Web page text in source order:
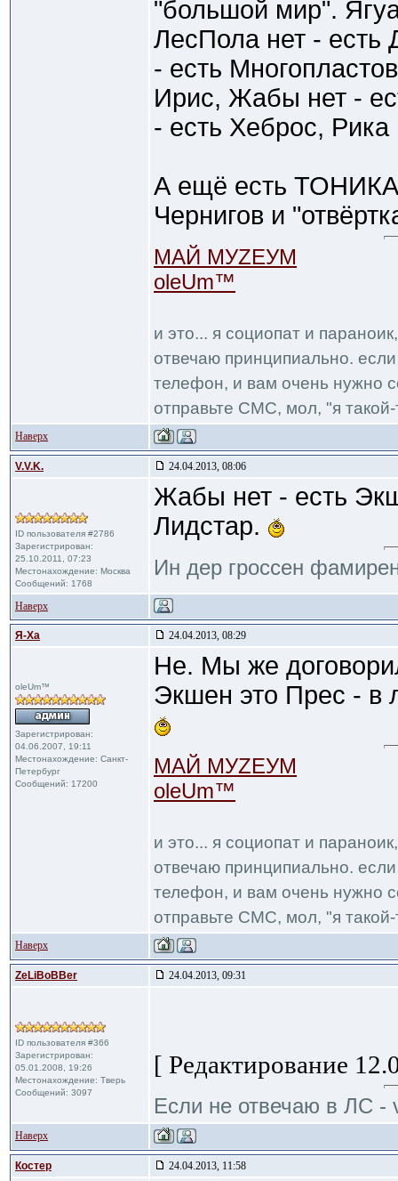
"большой мир".
ЛесПола нет - есть
- есть
Ирис, Жабы нет -
- есть Хеброс, Рика
А ещё есть
Чернигов и
МАЙ МУZЕУМ
oleUm™
и это... я социопат и
отвечаю принципиально.
телефон, и вам очень нужно
отправьте СМС, мол, "я такой-
Наверх
V.V.K. 24.04.2013, 08:06
ID пользователя #2786
Зарегистрирован:
25.10.2011, 07:23
Местонахождение: Москва
Сообщений: 1768
Жабы нет - есть
Лидстар.
Ин дер гроссен
Наверх
Я-Ха 24.04.2013, 08:29
oleUm™
Зарегистрирован:
04.06.2007, 19:11
Местонахождение: Санкт-
Петербург
Сообщений: 17200
Не. Мы же
Экшен это Прес - в
МАЙ МУZЕУМ
oleUm™
и это... я социопат и
отвечаю принципиально.
телефон, и вам очень нужно
отправьте СМС, мол, "я такой-
Наверх
ZeLiBoBBer 24.04.2013, 09:31
ID пользователя #366
Зарегистрирован:
05.01.2008, 19:26
Местонахождение: Тверь
Сообщений: 3097
[ Редактирование
Если не отвечаю в ЛС -
Наверх
Костер 24.04.2013, 11:58